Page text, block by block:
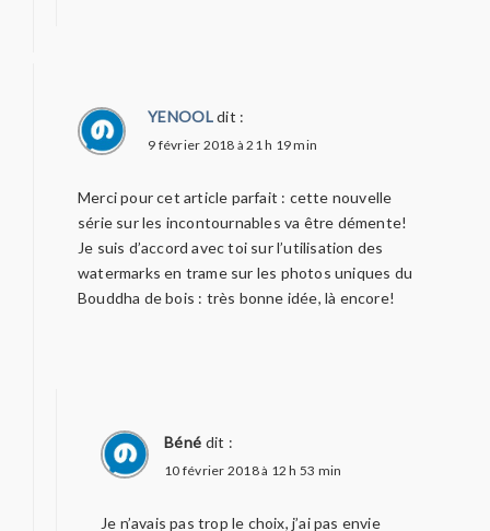
YENOOLdit :
9 février 2018 à 21 h 19 min
Merci pour cet article parfait : cette nouvelle
série sur les incontournables va être démente!
Je suis d’accord avec toi sur l’utilisation des
watermarks en trame sur les photos uniques du
Bouddha de bois : très bonne idée, là encore!
Béné dit :
10 février 2018 à 12 h 53 min
Je n’avais pas trop le choix, j’ai pas envie